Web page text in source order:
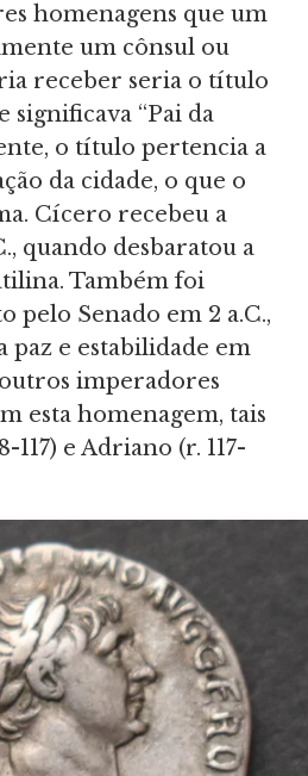
homenagens que um
um cônsul ou
receber seria o título
significava “Pai da
o título pertencia a
da cidade, o que o
Cícero recebeu a
quando desbaratou a
Também foi
pelo Senado em 2 a.C.,
paz e estabilidade em
imperadores
esta homenagem, tais
e Adriano (r. 117-